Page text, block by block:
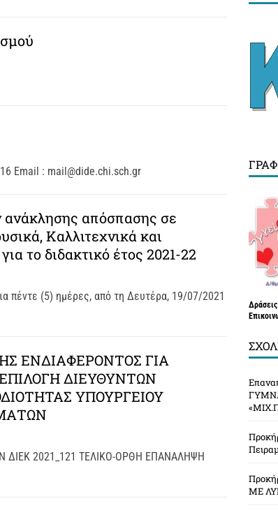
Email : mail@dide.chi.sch.gr
απόσπασης σε
Καλλιτεχνικά και
το διδακτικό έτος 2021-22
πέντε (5) ημέρες, από τη Δευτέρα, 19/07/2021
ΕΝΔΙΑΦΕΡΟΝΤΟΣ ΓΙΑ
ΔΙΕΥΘΥΝΤΩΝ
ΥΠΟΥΡΓΕΙΟΥ
ΔΙΕΚ 2021_121 ΤΕΛΙΚΟ-ΟΡΘΗ ΕΠΑΝΑΛΗΨΗ
ΜΕ